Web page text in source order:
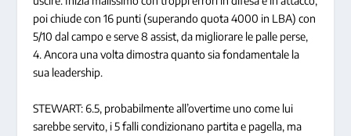
poi chiude con 16 punti (superando quota 4000 in LBA) con
5/10 dal campo e serve 8 assist, da migliorare le palle perse,
4. Ancora una volta dimostra quanto sia fondamentale la
sua leadership.
STEWART: 6.5, probabilmente all’overtime uno come lui
sarebbe servito, i 5 falli condizionano partita e pagella, ma